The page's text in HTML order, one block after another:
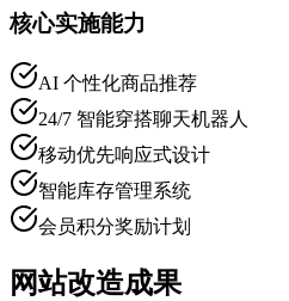
核心实施能力
AI 个性化商品推荐
24/7 智能穿搭聊天机器人
移动优先响应式设计
智能库存管理系统
会员积分奖励计划
网站改造成果